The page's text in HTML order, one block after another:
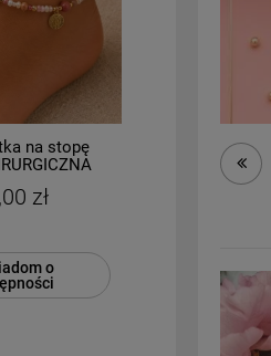
na stopę
różowa
zł
o